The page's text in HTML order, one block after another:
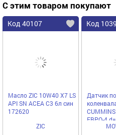
С этим товаром покупают
Код 40107
Масло ZIC 10W40 X7 LS
API SN ACEA C3 6л син
172620
ZIC
Код
Датчик
ЕВРО-4